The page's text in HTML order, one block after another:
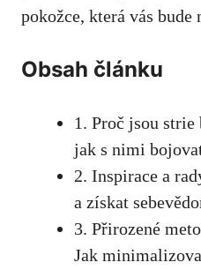
pokožce, která⁤ vás bude
Obsah článku
1. Proč jsou strie
jak s nimi
2. Inspirace a
a získat
3. ‍Přirozené
⁣Jak